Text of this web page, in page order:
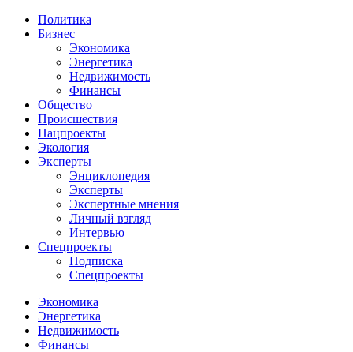
Политика
Бизнес
Экономика
Энергетика
Недвижимость
Финансы
Общество
Происшествия
Нацпроекты
Экология
Эксперты
Энциклопедия
Эксперты
Экспертные мнения
Личный взгляд
Интервью
Спецпроекты
Подписка
Спецпроекты
Экономика
Энергетика
Недвижимость
Финансы